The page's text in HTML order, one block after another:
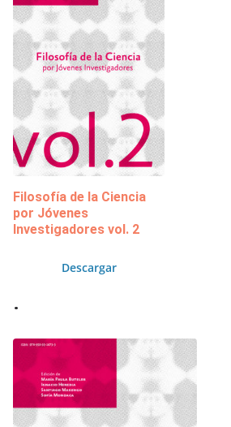
Filosofía de la Ciencia
por Jóvenes
Investigadores vol. 2
Descargar
.